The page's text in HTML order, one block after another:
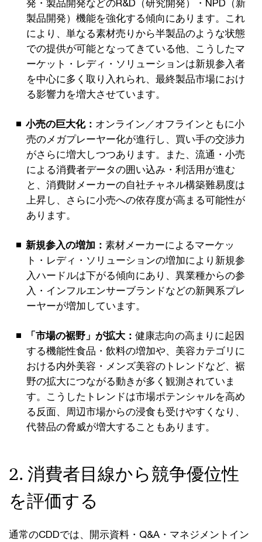
発・製品開発などのR&D（研究開発）・NPD（新
製品開発）機能を強化する傾向にあります。これ
により、単なる素材売りから半製品のような状態
での提供が可能となってきている他、こうしたマ
ーケット・レディ・ソリューションは新規参入者
を中心に多く取り入れられ、最終製品市場におけ
る影響力を増大させています。
小売の巨大化： オンライン／オフラインともに小
売のメガプレーヤー化が進行し、買い手の交渉力
がさらに増大しつつあります。また、流通・小売
による消費者データの囲い込み・利活用が進む
と、消費財メーカーの自社チャネル構築難易度は
上昇し、さらに小売への依存度が高まる可能性が
あります。
新規参入の増加： 素材メーカーによるマーケッ
ト・レディ・ソリューションの増加により新規参
入ハードルは下がる傾向にあり、異業種からの参
入・インフルエンサーブランドなどの新興系プレ
ーヤーが増加しています。
「市場の裾野」が拡大： 健康志向の高まりに起因
する機能性食品・飲料の増加や、美容カテゴリに
おける内外美容・メンズ美容のトレンドなど、裾
野の拡大につながる動きが多く観測されていま
す。こうしたトレンドは市場ポテンシャルを高め
る反面、周辺市場からの浸食も受けやすくなり、
代替品の脅威が増大することもあります。
2. 消費者目線から競争優位性
を評価する
通常のCDDでは、開示資料・Q&A・マネジメントイン